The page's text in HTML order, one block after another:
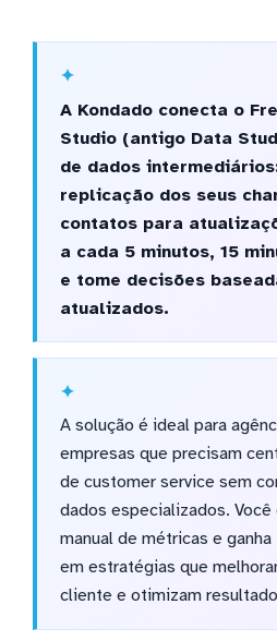
A Kondado conecta o
Studio (antigo Data
de dados
replicação dos seus
contatos para
a cada 5 minutos, 15
e tome decisões
atualizados.
A solução é ideal para
empresas que precisam
de customer service sem
dados especializados.
manual de métricas e
em estratégias que
cliente e otimizam